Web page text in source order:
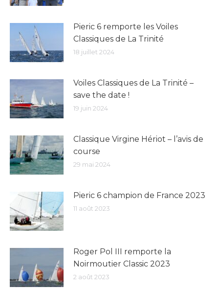
Pieric 6 remporte les Voiles
Classiques de La Trinité
18 juillet 2024
Voiles Classiques de La Trinité –
save the date !
19 juin 2024
Classique Virgine Hériot – l’avis de
course
29 mai 2024
Pieric 6 champion de France 2023
11 août 2023
Roger Pol III remporte la
Noirmoutier Classic 2023
2 août 2023